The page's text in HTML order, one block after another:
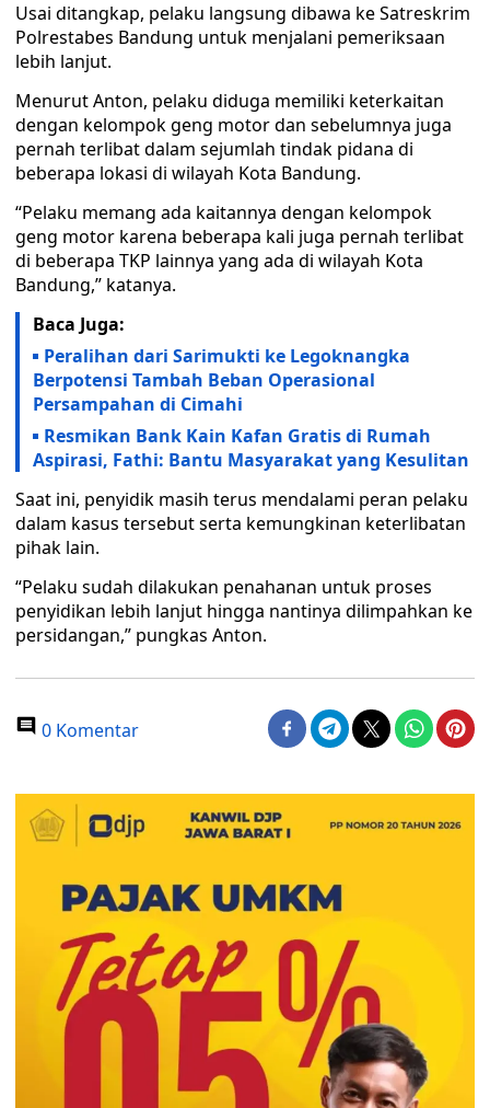
Usai ditangkap, pelaku langsung dibawa ke Satreskrim
Polrestabes Bandung untuk menjalani pemeriksaan
lebih lanjut.
Menurut Anton, pelaku diduga memiliki keterkaitan
dengan kelompok geng motor dan sebelumnya juga
pernah terlibat dalam sejumlah tindak pidana di
beberapa lokasi di wilayah Kota Bandung.
“Pelaku memang ada kaitannya dengan kelompok
geng motor karena beberapa kali juga pernah terlibat
di beberapa TKP lainnya yang ada di wilayah Kota
Bandung,” katanya.
Baca Juga:
Peralihan dari Sarimukti ke Legoknangka
Berpotensi Tambah Beban Operasional
Persampahan di Cimahi
Resmikan Bank Kain Kafan Gratis di Rumah
Aspirasi, Fathi: Bantu Masyarakat yang Kesulitan
Saat ini, penyidik masih terus mendalami peran pelaku
dalam kasus tersebut serta kemungkinan keterlibatan
pihak lain.
“Pelaku sudah dilakukan penahanan untuk proses
penyidikan lebih lanjut hingga nantinya dilimpahkan ke
persidangan,” pungkas Anton.
0 Komentar